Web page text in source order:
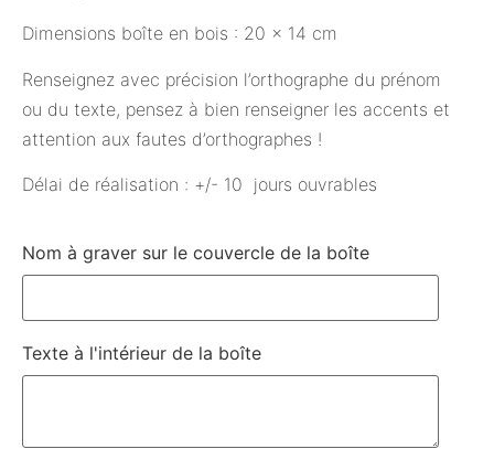
Dimensions boîte en bois : 20 x 14 cm
Renseignez avec précision l’orthographe du prénom
ou du texte, pensez à bien renseigner les accents et
attention aux fautes d’orthographes !
Délai de réalisation : +/- 10 jours ouvrables
Nom à graver sur le couvercle de la boîte
Texte à l'intérieur de la boîte